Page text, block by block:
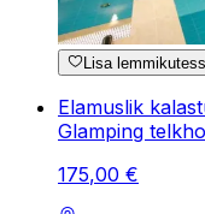
Lisa
Elamuslik
Glamping
175,00 €